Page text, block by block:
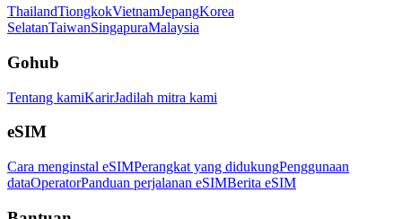
ThailandTiongkokVietnamJepangKorea
SelatanTaiwanSingapuraMalaysia
Gohub
Tentang kamiKarirJadilah mitra kami
eSIM
Cara menginstal eSIMPerangkat yang didukungPenggunaan
dataOperatorPanduan perjalanan eSIMBerita eSIM